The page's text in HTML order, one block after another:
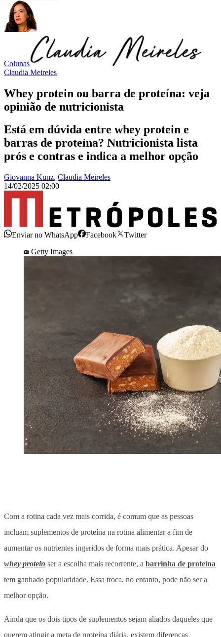
Colunas
Claudia Meireles
Whey protein ou barra de proteína: veja
opinião de nutricionista
Está em dúvida entre whey protein e
barras de proteína? Nutricionista lista
prós e contras e indica a melhor opção
Giovanna Kunz, Claudia Meireles
14/02/2025 02:00
Enviar no WhatsApp Facebook
Twitter
Getty Images
Com a rotina cada vez mais corrida, é comum que as pessoas
incluam suplementos de proteína na rotina alimentar a fim de
aumentar os nutrientes ingeridos de forma mais prática. Apesar do
whey protein ser a escolha mais recorrente, a barrinha de proteína
tem ganhado popularidade. Essa troca, no entanto, pode não ser a
melhor opção.
Ainda que os dois tipos de suplementos sejam aliados daqueles que
querem atingir a meta de proteína diária, existem diferenças